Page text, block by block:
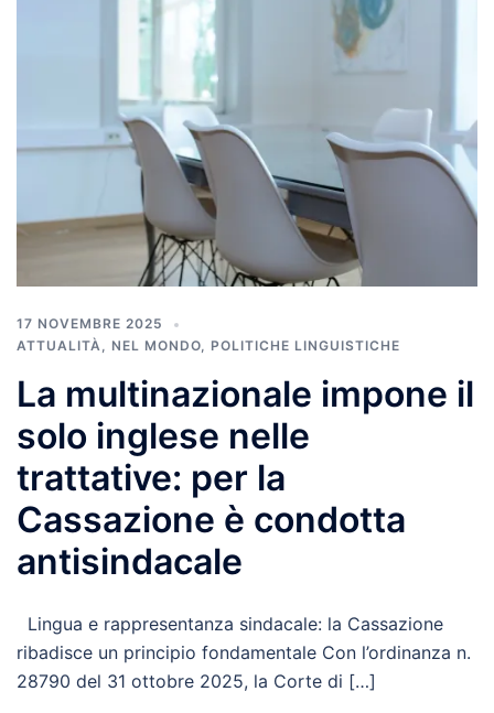
17 NOVEMBRE 2025
ATTUALITÀ, NEL MONDO, POLITICHE LINGUISTICHE
La multinazionale impone il
solo inglese nelle
trattative: per la
Cassazione è condotta
antisindacale
Lingua e rappresentanza sindacale: la Cassazione
ribadisce un principio fondamentale Con l’ordinanza n.
28790 del 31 ottobre 2025, la Corte di […]